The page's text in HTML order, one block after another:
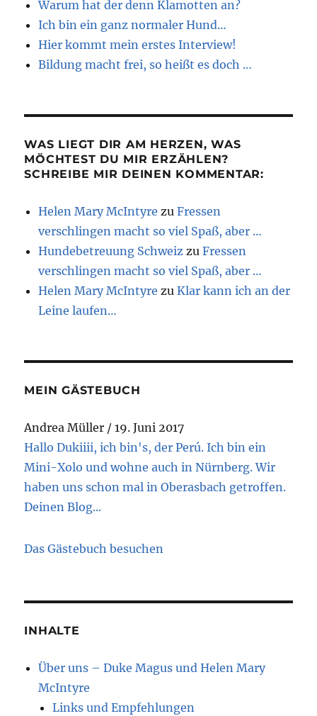
Warum hat der denn Klamotten an?
Ich bin ein ganz normaler Hund…
Hier kommt mein erstes Interview!
Bildung macht frei, so heißt es doch …
WAS LIEGT DIR AM HERZEN, WAS
MÖCHTEST DU MIR ERZÄHLEN?
SCHREIBE MIR DEINEN KOMMENTAR:
Helen Mary McIntyre zuFressen
verschlingen macht so viel Spaß, aber …
Hundebetreuung Schweiz zuFressen
verschlingen macht so viel Spaß, aber …
Helen Mary McIntyre zuKlar kann ich an der
Leine laufen…
MEIN GÄSTEBUCH
Andrea Müller /19. Juni 2017
Hallo Dukiiii, ich bin's, der Perú. Ich bin ein
Mini-Xolo und wohne auch in Nürnberg. Wir
haben uns schon mal in Oberasbach getroffen.
Deinen Blog...
Dani/19. Juni 2017
Halloo Dukiii alter Schwedenkönig - wünsche
dir und deiner Mama Meggy viel Erfolg mit
deinem Blog ?? Schade das man keine Fotos
anhängen kann
Das Gästebuch besuchen
INHALTE
Über uns – Duke Magus und Helen Mary
McIntyre
Links und Empfehlungen